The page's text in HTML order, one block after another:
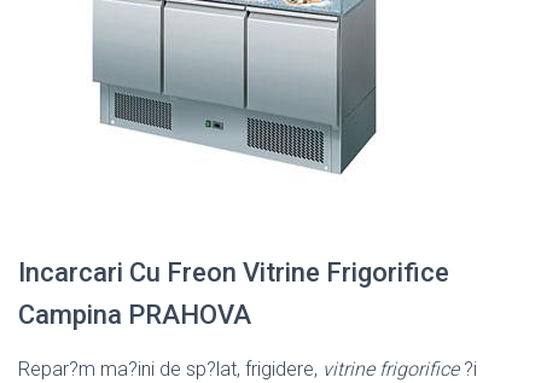
Incarcari Cu Freon Vitrine Frigorifice
Campina PRAHOVA
Repar?m ma?ini de sp?lat, frigidere, vitrine frigorifice?i